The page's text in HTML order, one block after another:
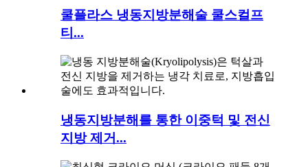
쿨플라스 냉동지방분해술 쿨스컬프
티...
냉동지방분해를 통한 이중턱 및 전신
지방 제거...